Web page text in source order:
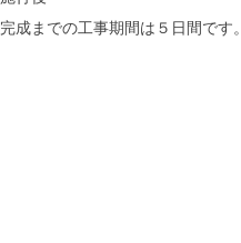
完成までの工事期間は５日間です。